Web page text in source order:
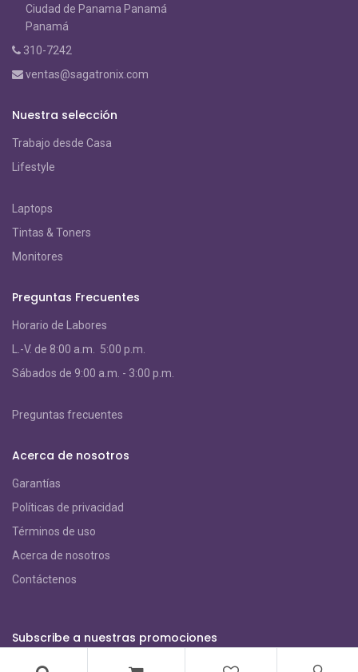
Ciudad de Panama Panamá
Panamá
310-7242
ventas@sagatronix.com
Nuestra selección
Trabajo desde Casa
Lifestyle
Laptops
Tintas & Toners
Monitores
Preguntas Frecuentes
Horario de Labores
L.-V. de 8:00 a.m. 5:00 p.m.
Sábados de 9:00 a.m. - 3:00 p.m.
Preguntas frecuentes
Acerca de nosotros
Garantías
Políticas de privacidad
Términos de uso
Acerca de nosotros
Contáctenos
Subscribe a nuestras promociones